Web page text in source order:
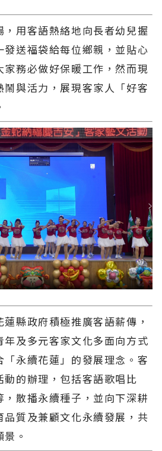
用客語熱絡地向長者幼兒握
發送福袋給每位鄉親，並貼心
家務必做好保暖工作，然而現
與活力，展現客家人「好客
縣政府積極推廣客語薪傳，
及多元客家文化多面向方式
永續花蓮」的發展理念。客
動的辦理，包括客語歌唱比
散播永續種子，並向下深耕
質及兼顧文化永續發展，共
。